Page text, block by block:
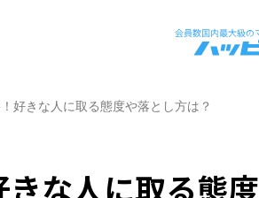
好きな人に取る態度や落とし方は？